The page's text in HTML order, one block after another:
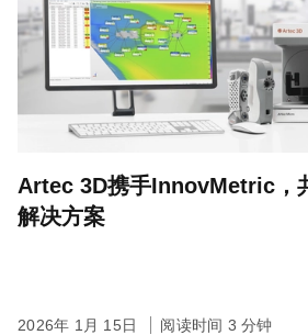
Artec 3D携手InnovMetric，
解决方案
2026年 1月 15日 阅读时间 3 分钟